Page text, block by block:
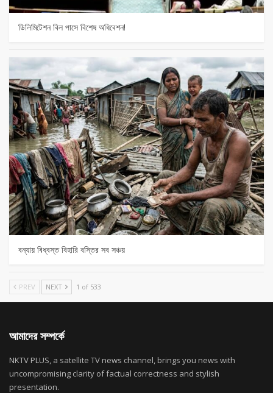
ডিলিমিটেশন বিল পাসে বিশেষ অধিবেশন!
বন্যায় বিধ্বস্ত বিহারি বস্তির সব সঞ্চয়
PREV NEXT 1 of 533
আমাদের সম্পর্কে
NKTV PLUS, a satellite TV news channel, brings you news with
uncompromising clarity of factual correctness and stylish
presentation.